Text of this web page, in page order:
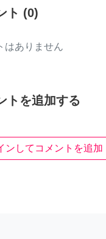
ト (0)
はありません
トを追加する
ンしてコメントを追加